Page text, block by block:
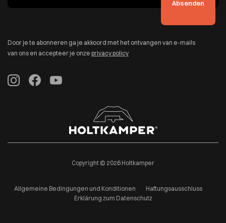
Door je te abonneren ga je akkoord met het ontvangen van e-mails
van ons en accepteer je onze privacy policy
Copyright © 2026 Holtkamper
Allgemeine Bedingungen und Konditionen
Haftungsausschluss
Erklärung zum Datenschutz